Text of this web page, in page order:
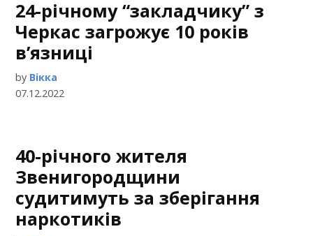
24-річному “закладчику” з
Черкас загрожує 10 років
в’язниці
by Вікка
07.12.2022
40-річного жителя
Звенигородщини
судитимуть за зберігання
наркотиків